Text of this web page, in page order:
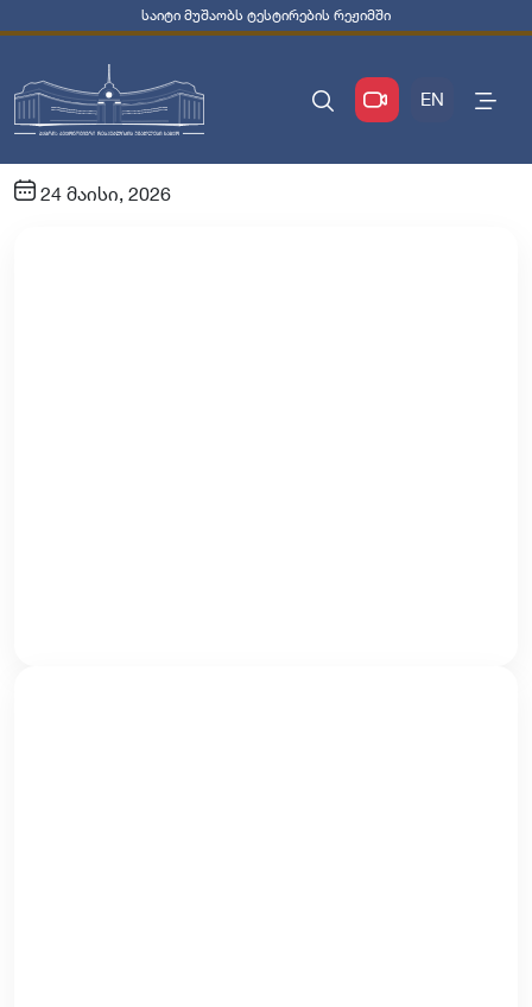
საიტი მუშაობს ტესტირების რეჟიმში
EN
24 მაისი, 2026